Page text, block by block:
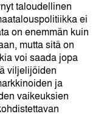
taloudellinen
ei
on enemmän kuin
mutta sitä on
voi saada jopa
viljelijöiden
ja
vaikeuksien